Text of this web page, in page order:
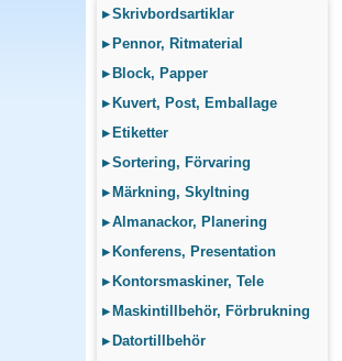
▸Skrivbordsartiklar
▸ Pennor, Ritmaterial
▸ Block, Papper
▸ Kuvert, Post, Emballage
▸ Etiketter
▸Sortering, Förvaring
▸ Märkning, Skyltning
▸Almanackor, Planering
▸ Konferens, Presentation
▸ Kontorsmaskiner, Tele
▸ Maskintillbehör, Förbrukning
▸ Datortillbehör